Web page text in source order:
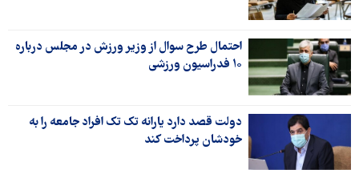
احتمال طرح سوال از وزیر ورزش در مجلس درباره
۱۰ فدراسیون ورزشی
دولت قصد دارد یارانه تک تک افراد جامعه را به
خودشان پرداخت ‌کند